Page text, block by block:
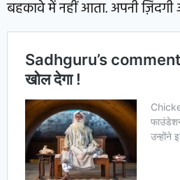
बहकावे में नहीं आता. अपनी